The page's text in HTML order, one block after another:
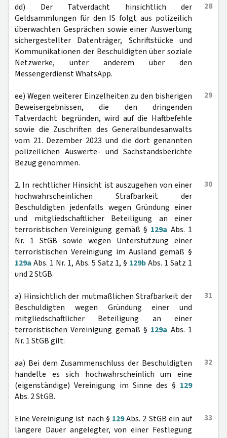
28
dd) Der Tatverdacht hinsichtlich der
Geldsammlungen für den IS folgt aus polizeilich
überwachten Gesprächen sowie einer Auswertung
sichergestellter Datenträger, Schriftstücke und
Kommunikationen der Beschuldigten über soziale
Netzwerke, unter anderem über den
Messengerdienst WhatsApp.
29
ee) Wegen weiterer Einzelheiten zu den bisherigen
Beweisergebnissen, die den dringenden
Tatverdacht begründen, wird auf die Haftbefehle
sowie die Zuschriften des Generalbundesanwalts
vom 21. Dezember 2023 und die dort genannten
polizeilichen Auswerte- und Sachstandsberichte
Bezug genommen.
30
2. In rechtlicher Hinsicht ist auszugehen von einer
hochwahrscheinlichen Strafbarkeit der
Beschuldigten jedenfalls wegen Gründung einer
und mitgliedschaftlicher Beteiligung an einer
terroristischen Vereinigung gemäß § 129a Abs. 1
Nr. 1 StGB sowie wegen Unterstützung einer
terroristischen Vereinigung im Ausland gemäß §
129a Abs. 1 Nr. 1, Abs. 5 Satz 1, § 129bAbs. 1 Satz 1
und 2 StGB.
31
a) Hinsichtlich der mutmaßlichen Strafbarkeit der
Beschuldigten wegen Gründung einer und
mitgliedschaftlicher Beteiligung an einer
terroristischen Vereinigung gemäß § 129a Abs. 1
Nr. 1 StGB gilt:
32
aa) Bei dem Zusammenschluss der Beschuldigten
handelte es sich hochwahrscheinlich um eine
(eigenständige) Vereinigung im Sinne des § 129
Abs. 2 StGB.
33
Eine Vereinigung ist nach § 129Abs. 2 StGB ein auf
längere Dauer angelegter, von einer Festlegung